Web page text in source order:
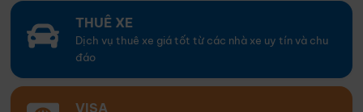
THUÊ XE
Dịch vụ thuê xe giá tốt từ các nhà xe uy tín và chu
đáo
VISA